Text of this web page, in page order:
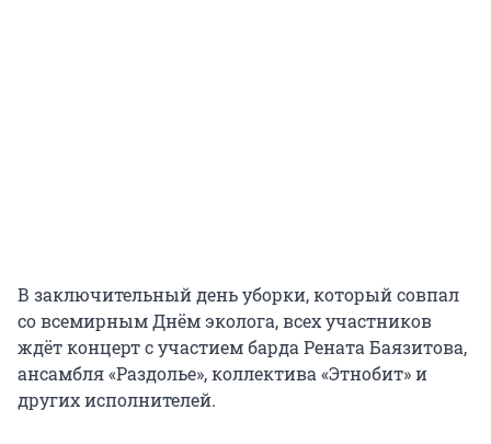
В заключительный день уборки, который совпал
со всемирным Днём эколога, всех участников
ждёт концерт с участием барда Рената Баязитова,
ансамбля «Раздолье», коллектива «Этнобит» и
других исполнителей.